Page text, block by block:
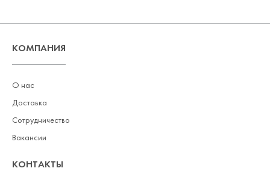
КОМПАНИЯ
О нас
Доставка
Сотрудничество
Вакансии
КОНТАКТЫ